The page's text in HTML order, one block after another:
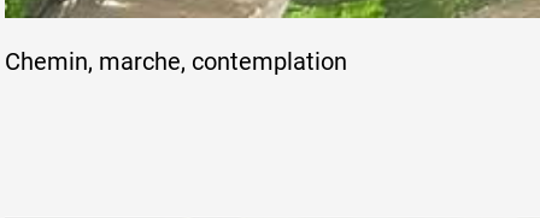
Année par année
Chemin, marche, contemplation